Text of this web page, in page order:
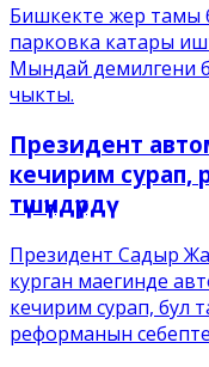
Бишкекте жер тамы
парковка катары
Мындай демилгени
чыкты.
Президент
кечирим сурап,
түшүндүрдү
Президент Садыр
курган маегинде
кечирим сурап, бул
реформанын